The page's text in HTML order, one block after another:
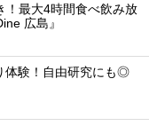
！最大4時間食べ飲み放
広島』
体験！自由研究にも◎